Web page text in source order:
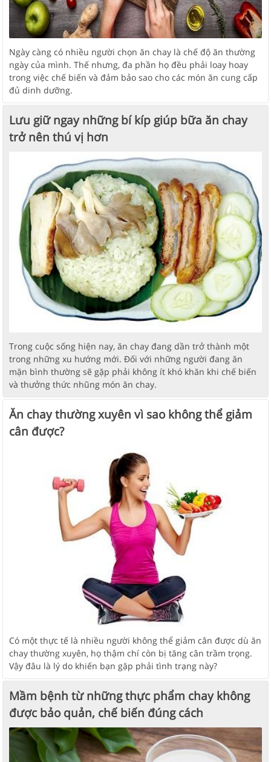
Ngày càng có nhiều người chọn ăn chay là chế độ ăn thường
ngày của mình. Thế nhưng, đa phần họ đều phải loay hoay
trong việc chế biến và đảm bảo sao cho các món ăn cung cấp
đủ dinh dưỡng.
Lưu giữ ngay những bí kíp giúp bữa ăn chay
trở nên thú vị hơn
Trong cuộc sống hiện nay, ăn chay đang dần trở thành một
trong những xu hướng mới. Đối với những người đang ăn
mặn bình thường sẽ gặp phải không ít khó khăn khi chế biến
và thưởng thức nhũng món ăn chay.
Ăn chay thường xuyên vì sao không thể giảm
cân được?
Có một thực tế là nhiều người không thể giảm cân được dù ăn
chay thường xuyên, họ thậm chí còn bị tăng cân trầm trọng.
Vậy đâu là lý do khiến bạn gặp phải tình trạng này?
Mầm bệnh từ những thực phẩm chay không
được bảo quản, chế biến đúng cách